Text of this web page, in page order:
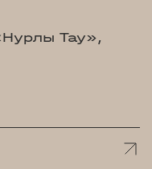
Тау»,